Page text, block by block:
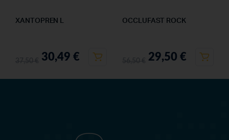
XANTOPREN L
30,49 €
OCCLUFAST ROCK
29,50 €